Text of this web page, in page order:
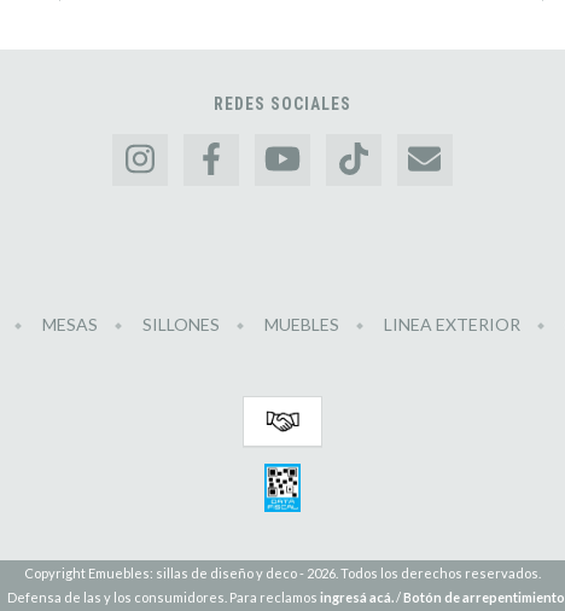
REDES SOCIALES
MESAS SILLONES MUEBLES LINEA EXTERIOR
Copyright Emuebles: sillas de diseño y deco - 2026. Todos los derechos reservados.
Defensa de las y los consumidores. Para reclamos ingresá acá./Botón de arrepentimiento